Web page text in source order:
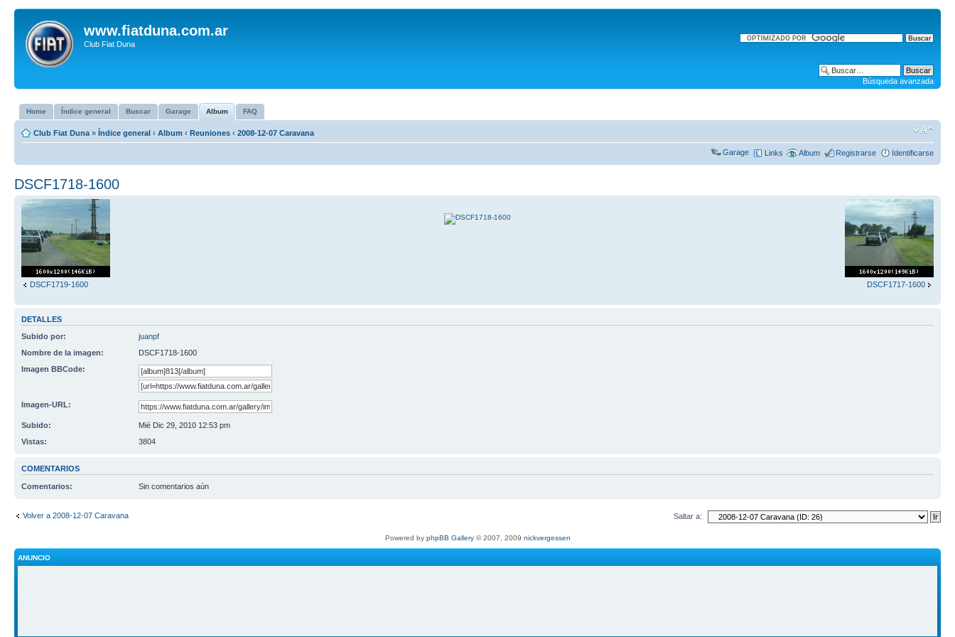
www.fiatduna.com.ar
Club Fiat Duna
Búsqueda avanzada
Home Índice general Buscar Garage Album FAQ
Club Fiat Duna » Índice general ‹ Album ‹ Reuniones ‹ 2008-12-07 Caravana
Garage Links Album Registrarse Identificarse
DSCF1718-1600
DSCF1719-1600 DSCF1717-1600
DETALLES
Subido por:
juanpf
Nombre de la imagen:
DSCF1718-1600
Imagen BBCode:
Imagen-URL:
Subido:
Mié Dic 29, 2010 12:53 pm
Vistas:
3804
COMENTARIOS
Comentarios: Sin comentarios aún
Volver a 2008-12-07 Caravana Saltar a:
Powered by phpBB Gallery© 2007, 2009 nickvergessen
ANUNCIO